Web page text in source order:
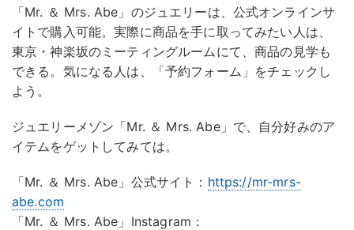
「Mr. ＆ Mrs. Abe」のジュエリーは、公式オンラインサ
イトで購入可能。実際に商品を手に取ってみたい人は、
東京・神楽坂のミーティングルームにて、商品の見学も
できる。気になる人は、「予約フォーム」をチェックし
よう。
ジュエリーメゾン「Mr. ＆ Mrs. Abe」で、自分好みのア
イテムをゲットしてみては。
「Mr. ＆ Mrs. Abe」公式サイト： https://mr-mrs-
abe.com
「Mr. ＆ Mrs. Abe」Instagram：